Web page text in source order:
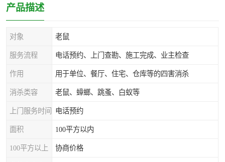
产品描述
对象 老鼠
服务流程 电话预约、上门查勘、施工完成、业主检查
作用 用于单位、餐厅、住宅、仓库等的四害消杀
消杀类容 老鼠、蟑螂、跳蚤、白蚁等
上门服务时间 电话预约
面积 100平方以内
100平方以上 协商价格